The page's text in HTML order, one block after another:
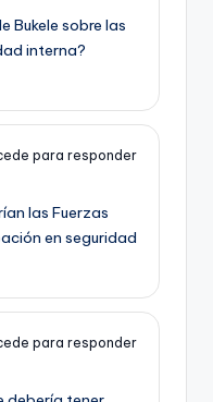
Bukele sobre las
interna?
para responder
las Fuerzas
en seguridad
para responder